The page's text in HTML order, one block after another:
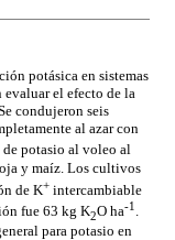
potásica en sistemas
el efecto de la
condujeron seis
al azar con
de potasio al voleo al
y maíz. Los cultivos
de K+ intercambiable
fue 63 kg K2O ha-1 .
para potasio en